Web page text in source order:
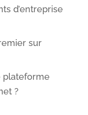
d’entreprise
sur
plateforme
?